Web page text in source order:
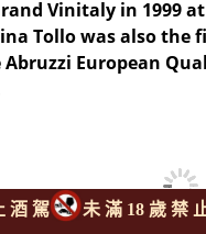
Vinitaly in 1999
Tollo was also the
European
酒 駕 未 滿 18 歲 禁